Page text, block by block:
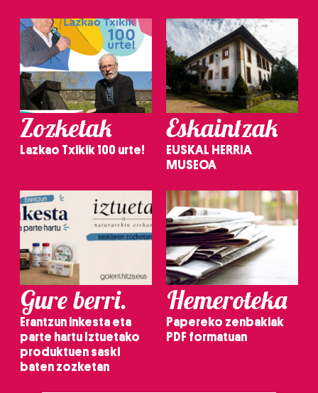
Zozketak
Lazkao Txikik 100 urte!
Eskaintzak
EUSKAL HERRIA
MUSEOA
Gure berri.
Erantzun inkesta eta
parte hartu Iztuetako
produktuen saski
baten zozketan
Hemeroteka
Papereko zenbakiak
PDF formatuan